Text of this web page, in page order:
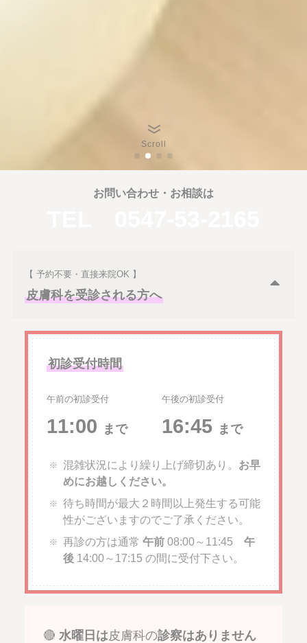
Scroll
お問い合わせ・お相談は
【 予約不要・直接来院OK 】
皮膚科を受診される方へ
初診受付時間
午前の初診受付
11:00 まで
午後の初診受付
16:45 まで
混雑状況により繰り上げ締切あり。 お早
めにお越しください。
待ち時間が最大２時間以上発生する可能
性がございますのでご了承ください。
再診の方は通常 午前08:00～11:45 午
後 14:00～17:15 の間に受付下さい。
🔴 水曜日は皮膚科の診察はありません